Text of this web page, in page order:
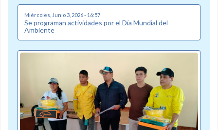
Miércoles, Junio 3, 2026 - 16:57
Se programan actividades por el Día Mundial del
Ambiente